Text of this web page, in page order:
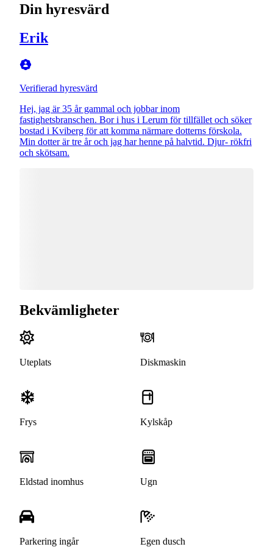
Din hyresvärd
Erik
Verifierad hyresvärd
Hej, jag är 35 år gammal och jobbar inom
fastighetsbranschen. Bor i hus i Lerum för tillfället och söker
bostad i Kviberg för att komma närmare dotterns förskola.
Min dotter är tre år och jag har henne på halvtid. Djur- rökfri
och skötsam.
Bekvämligheter
Uteplats Diskmaskin
Frys Kylskåp
Eldstad inomhus Ugn
Parkering ingår Egen dusch